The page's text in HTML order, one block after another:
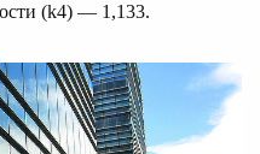
(k4) — 1,133.